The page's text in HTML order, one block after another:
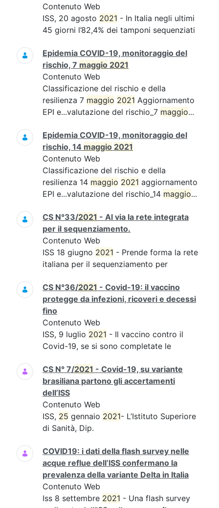
Contenuto Web
ISS, 20 agosto 2021 - In Italia negli ultimi
45 giorni l’82,4% dei tamponi sequenziati
Epidemia COVID-19, monitoraggio del
rischio, 7 maggio 2021
Contenuto Web
Classificazione del rischio e della
resilienza 7 maggio 2021 Aggiornamento
EPI e...valutazione del rischio_7 maggio...
Epidemia COVID-19, monitoraggio del
rischio, 14 maggio 2021
Contenuto Web
Classificazione del rischio e della
resilienza 14 maggio 2021 aggiornamento
EPI e...valutazione del rischio_14 maggio...
CS N°33/2021 - Al via la rete integrata
per il sequenziamento.
Contenuto Web
ISS 18 giugno 2021 - Prende forma la rete
italiana per il sequenziamento per
CS N°36/2021 - Covid-19: il vaccino
protegge da infezioni, ricoveri e decessi
fino
Contenuto Web
ISS, 9 luglio 2021 - Il vaccino contro il
Covid-19, se si sono completate le
CS N° 7/2021 - Covid-19, su variante
brasiliana partono gli accertamenti
dell’ISS
Contenuto Web
ISS, 25 gennaio 2021- L’Istituto Superiore
di Sanità, Dip.
COVID19: i dati della flash survey nelle
acque reflue dell’ISS confermano la
prevalenza della variante Delta in Italia
Contenuto Web
Iss 8 settembre 2021 - Una flash survey